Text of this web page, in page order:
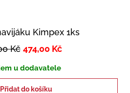
Kimpex 1ks
Kč 474,00 Kč
u dodavatele
Přidat do košíku